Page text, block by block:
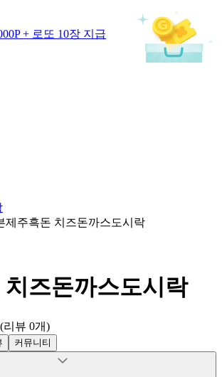
+ 로또 10장 지급
제주흑돈 치즈돈까스도시락
즈돈까스도시락
(리뷰 0개)
커뮤니티